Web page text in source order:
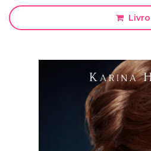
Livro